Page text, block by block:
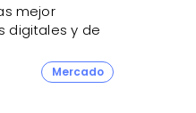
mejor
digitales y de
Mercado